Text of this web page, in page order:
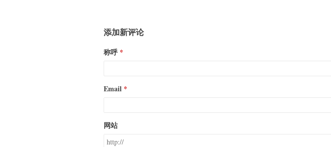
添加新评论
称呼
Email
网站